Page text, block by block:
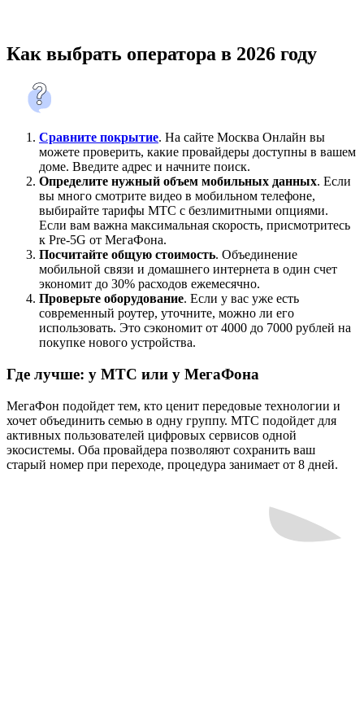
Как выбрать оператора в 2026 году
Сравните покрытие. На сайте Москва Онлайн вы
можете проверить, какие провайдеры доступны в вашем
доме. Введите адрес и начните поиск.
Определите нужный объем мобильных данных. Если
вы много смотрите видео в мобильном телефоне,
выбирайте тарифы МТС с безлимитными опциями.
Если вам важна максимальная скорость, присмотритесь
к Pre-5G от МегаФона.
Посчитайте общую стоимость. Объединение
мобильной связи и домашнего интернета в один счет
экономит до 30% расходов ежемесячно.
Проверьте оборудование. Если у вас уже есть
современный роутер, уточните, можно ли его
использовать. Это сэкономит от 4000 до 7000 рублей на
покупке нового устройства.
Где лучше: у МТС или у МегаФона
МегаФон подойдет тем, кто ценит передовые технологии и
хочет объединить семью в одну группу. МТС подойдет для
активных пользователей цифровых сервисов одной
экосистемы. Оба провайдера позволяют сохранить ваш
старый номер при переходе, процедура занимает от 8 дней.